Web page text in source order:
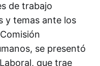
de trabajo
y temas ante los
se presentó
que trae